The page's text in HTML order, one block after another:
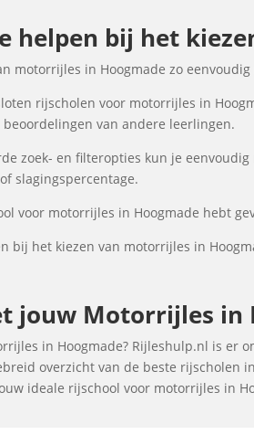
helpen bij het
motorrijles in Hoogmade zo
rijscholen voor motorrijles in
van andere leerlingen.
zoek- en filteropties kun je
slagingspercentage.
voor motorrijles in Hoogmade hebt
bij het kiezen van motorrijles in
jouw Motorrijles in
in Hoogmade? Rijleshulp.nl is
overzicht van de beste rijscholen
ideale rijschool voor motorrijles in